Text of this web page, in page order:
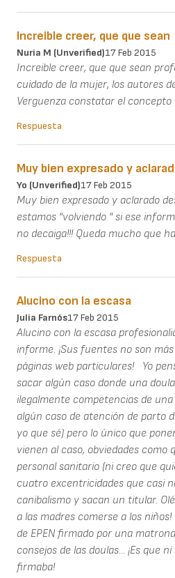
Increible creer, que que sean
Nuria M (unverified)17 Feb 2015
Increible creer, que que sean
cuidado de la mujer, los autores
Verguenza constatar el
Respuesta
Muy bien expresado y
Yo (unverified)17 Feb 2015
Muy bien expresado y aclarado
estamos "volviendo " si ese
no decaiga!!! Queda mucho que
Respuesta
Alucino con la escasa
Julia Farnós17 Feb 2015
Alucino con la escasa
informe. ¡Sus fuentes no son
páginas web particulares! Yo
sacar algún caso donde una
ilegalmente competencias de
algún caso de atención de parto
yo que sé) pero lo único que
vienen al caso, obviedades como
personal sanitario (ni creo que
cuatro excentricidades que casi
canibalismo y sacan un titular.
a las madres comerse a los
de EPEN firmado por una
consejos de las doulas... ¡Es que
firmaba!